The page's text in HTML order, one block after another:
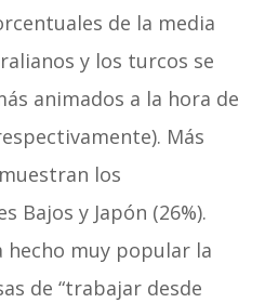
de la media
y los turcos se
animados a la hora de
Más
los
Bajos y Japón (26%).
hecho muy popular la
de “trabajar desde